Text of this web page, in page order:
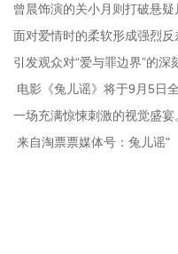
曾晨饰演的关小月则打破悬
面对爱情时的柔软形成强烈反
引发观众对“爱与罪边界”的深
电影《兔儿谣》将于9月5日
一场充满惊悚刺激的视觉盛宴
来自淘票票媒体号：兔儿谣"